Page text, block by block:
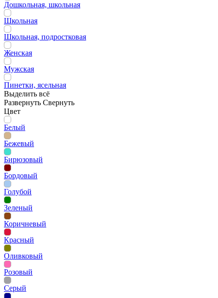
Дошкольная, школьная
Школьная
Школьная, подростковая
Женская
Мужская
Пинетки, ясельная
Выделить всё
Развернуть Свернуть
Цвет
Белый
Бежевый
Бирюзовый
Бордовый
Голубой
Зеленый
Коричневый
Красный
Оливковый
Розовый
Серый